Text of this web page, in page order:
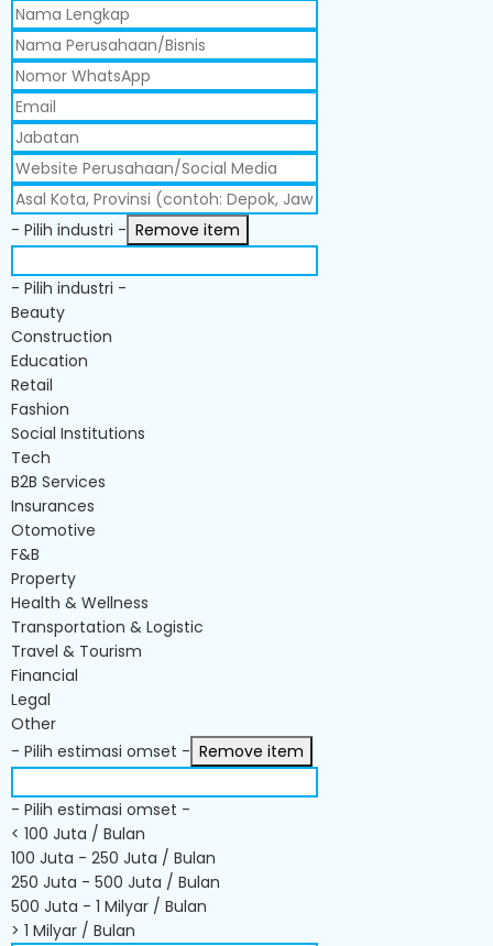
- Pilih industri - Remove item
- Pilih industri -
Beauty
Construction
Education
Retail
Fashion
Social Institutions
Tech
B2B Services
Insurances
Otomotive
F&B
Property
Health & Wellness
Transportation & Logistic
Travel & Tourism
Financial
Legal
Other
- Pilih estimasi omset - Remove item
- Pilih estimasi omset -
< 100 Juta / Bulan
100 Juta - 250 Juta / Bulan
250 Juta - 500 Juta / Bulan
500 Juta - 1 Milyar / Bulan
> 1 Milyar / Bulan